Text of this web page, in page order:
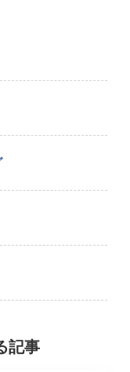
記事